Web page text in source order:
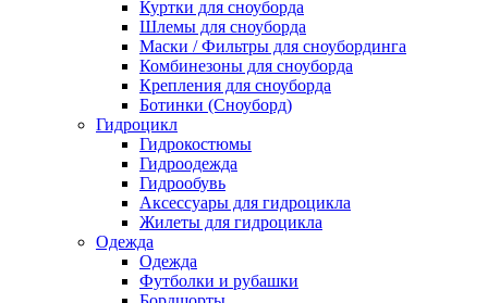
Куртки для сноуборда
Шлемы для сноуборда
Маски / Фильтры для сноубординга
Комбинезоны для сноуборда
Крепления для сноуборда
Ботинки (Сноуборд)
Гидроцикл
Гидрокостюмы
Гидроодежда
Гидрообувь
Аксессуары для гидроцикла
Жилеты для гидроцикла
Одежда
Одежда
Футболки и рубашки